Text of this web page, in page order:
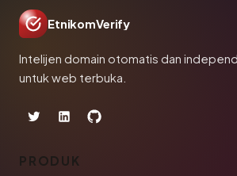
EtnikomVerify
Intelijen domain otomatis dan
untuk web terbuka.
PRODUK